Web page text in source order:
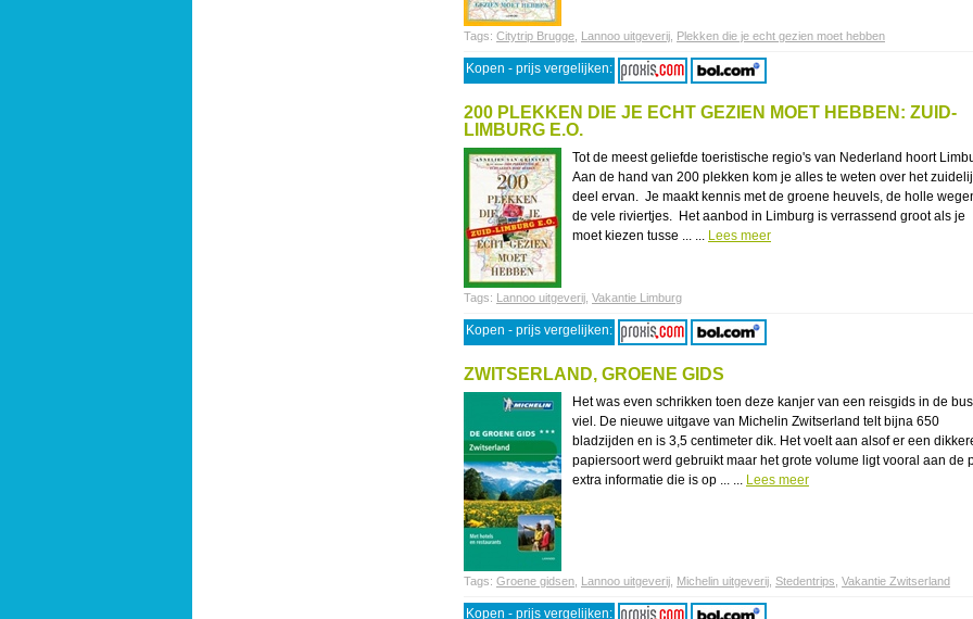
Tags: Citytrip Brugge Lannoo uitgeverij Plekken die je echt gezien moet hebben
Kopen - prijs vergelijken:
200 PLEKKEN DIE JE ECHT GEZIEN MOET HEBBEN: ZUID-
LIMBURG E.O.
Tot de meest geliefde toeristische regio's van Nederland hoort
Aan de hand van 200 plekken kom je alles te weten over het
deel ervan. Je maakt kennis met de groene heuvels, de holle
de vele riviertjes. Het aanbod in Limburg is verrassend groot als je
moet kiezen tusse ... ... Lees meer
Tags: Lannoo uitgeverij Vakantie Limburg
Kopen - prijs vergelijken:
ZWITSERLAND, GROENE GIDS
Het was even schrikken toen deze kanjer van een reisgids in de bus
viel. De nieuwe uitgave van Michelin Zwitserland telt bijna 650
bladzijden en is 3,5 centimeter dik. Het voelt aan alsof er een
papiersoort werd gebruikt maar het grote volume ligt vooral aan de
extra informatie die is op ... ... Lees meer
Tags: Groene gidsen Lannoo uitgeverij Michelin uitgeverij Stedentrips Vakantie Zwitserland
Kopen - prijs vergelijken: